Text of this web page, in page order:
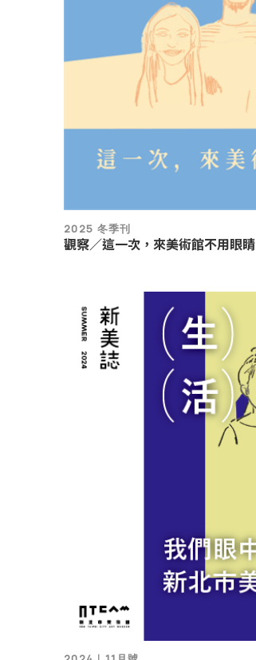
2025 冬季刊
觀察／這一次，來美術館不用眼睛